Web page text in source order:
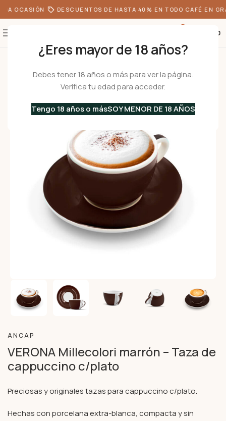
¿Eres mayor de 18 años?
Debes tener 18 años o más para ver la página.
Verifica tu edad para acceder.
Tengo 18 años o másSOY MENOR DE 18 AÑOS
OCASIÓN DESCUENTOS DE HASTA 40% EN TODO CAFÉ EN
0.00
De Café
ANCAP
VERONA Millecolori marrón – Taza de
cappuccino c/plato
Preciosas y originales tazas para cappuccino c/plato.
Hechas con porcelana extra-blanca, compacta y sin